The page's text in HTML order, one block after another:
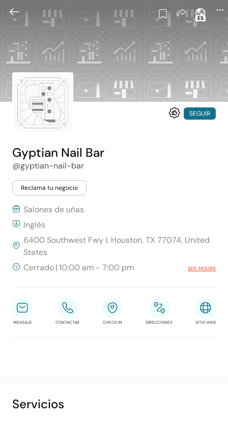
ES
SEGUIR
Gyptian Nail Bar
@gyptian-nail-bar
Reclama tu negocio
Salones de uñas
Inglés
6400 Southwest Fwy I, Houston, TX 77074, United
States
Cerrado|10:00 am - 7:00 pm SEE HOURS
MENSAJE CONTACTAR CHECK IN DIRECCIONES SITIO WEB
Servicios